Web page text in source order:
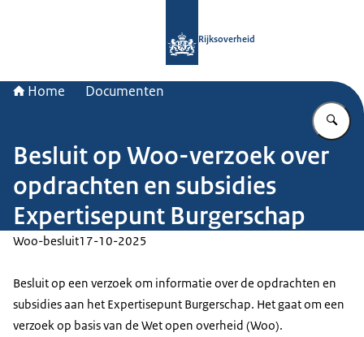
Rijksoverheid
Home Documenten
Besluit op Woo-verzoek over
opdrachten en subsidies
Expertisepunt Burgerschap
Woo-besluit17-10-2025
Besluit op een verzoek om informatie over de opdrachten en
subsidies aan het Expertisepunt Burgerschap. Het gaat om een
verzoek op basis van de Wet open overheid (Woo).